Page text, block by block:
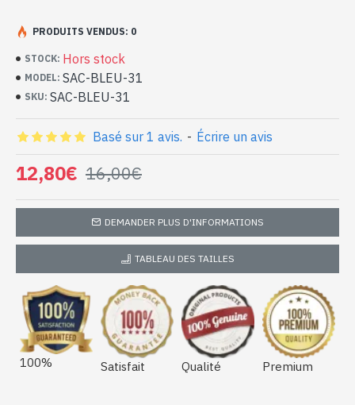
- Dimensions du sac 27 x 35 x 8 cm env
Sac à main Bleu 100 % polyuréthane
(SAC-BLEU-31)
STOCK: Hors stock
MODEL: SAC-BLEU-31
SKU: SAC-BLEU-31
PRODUITS VENDUS: 0
Basé sur 1 avis. - Écrire un avis
12,80€ 16,00€
DEMANDER PLUS D'INFORMATIONS
TABLEAU DES TAILLES
100% Satisfait Qualité Premium